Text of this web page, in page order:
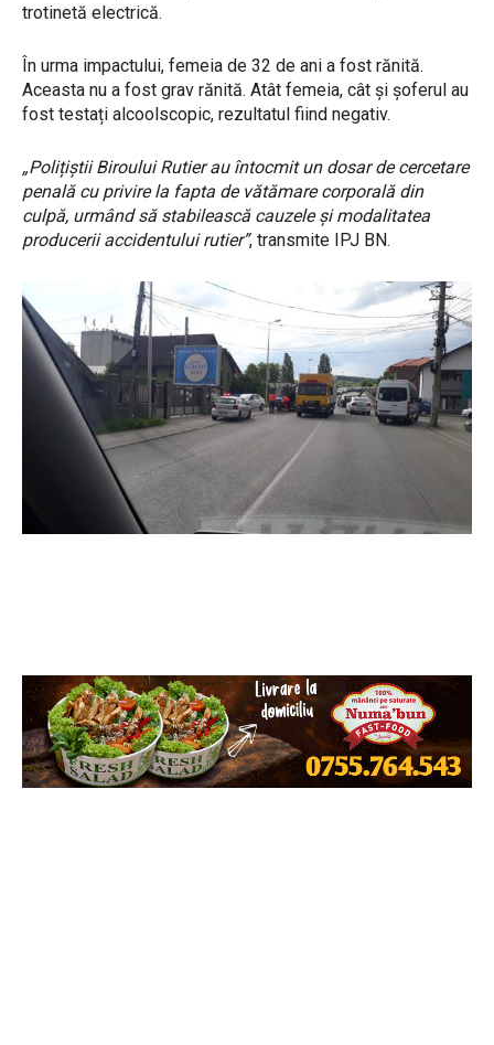
trotinetă electrică.
În urma impactului, femeia de 32 de ani a fost rănită.
Aceasta nu a fost grav rănită. Atât femeia, cât și șoferul au
fost testați alcoolscopic, rezultatul fiind negativ.
„Polițiștii Biroului Rutier au întocmit un dosar de cercetare
penală cu privire la fapta de vătămare corporală din
culpă, urmând să stabilească cauzele și modalitatea
producerii accidentului rutier”, transmite IPJ BN.